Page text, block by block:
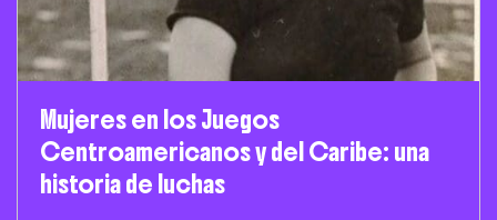
Mujeres en los Juegos
Centroamericanos y del Caribe: una
historia de luchas